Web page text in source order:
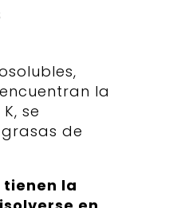
la
se
de
la